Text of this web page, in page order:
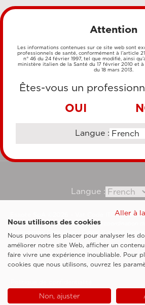
MÉTHODES DE
VIREMENT
Langue :
Esaote SpA ©2026 - Vat Code
Société soumise à la gestion et à la coordination
Management Consultancy Center (Limited
Clauses légales
Cookie Policy
Attention
Les informations contenues sur ce site web sont
professionnels de santé, conformément à l’article
n° 46 du 24 février 1997, tel que modifié, ainsi
ministère italien de la Santé du 17 février 2010 et
du 18 mars 2013.
Êtes-vous un
OUI
Langue :
Aller à
Nous utilisons des cookies
Nous pouvons les placer pour analyser les
améliorer notre site Web, afficher un
faire vivre une expérience inoubliable. Pour
cookies que nous utilisons, ouvrez les
Non, ajuster